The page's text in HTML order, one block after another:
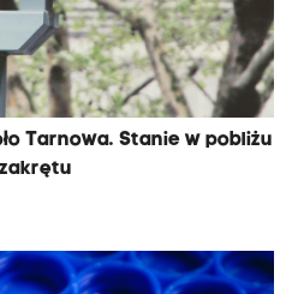
Tarnowa. Stanie w pobliżu